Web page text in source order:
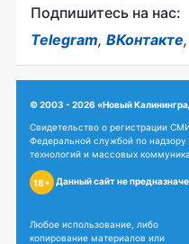
Подпишитесь на нас:
Telegram, ВКонтакте,
© 2003 - 2026 «Новый
Свидетельство о регистрации
Федеральной службой по
технологий и массовых
18+ Данный сайт не
Любое использование, либо
копирование материалов или